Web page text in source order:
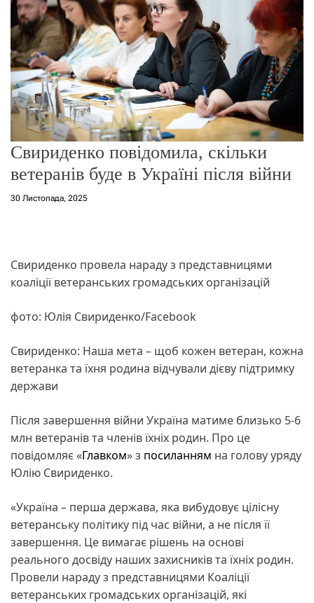
и
м
у
Свириденко повідомила, скільки
ветеранів буде в Україні після війни
30 Листопада, 2025
Свириденко провела нараду з представницями
коаліції ветеранських громадських організацій
фото: Юлія Свириденко/Facebook
Свириденко: Наша мета – щоб кожен ветеран, кожна
ветеранка та їхня родина відчували дієву підтримку
держави
Після завершення війни Україна матиме близько 5-6
млн ветеранів та членів їхніх родин. Про це
повідомляє «Главком» з посиланням на голову уряду
Юлію Свириденко.
«Україна – перша держава, яка вибудовує цілісну
ветеранську політику під час війни, а не після її
завершення. Це вимагає рішень на основі
реального досвіду наших захисників та їхніх родин.
Провели нараду з представницями Коаліції
ветеранських громадських організацій, які